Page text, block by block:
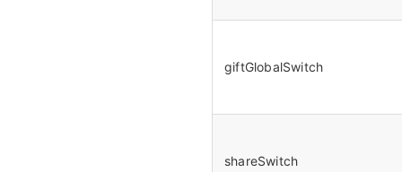
giftGlobalSwitch
shareSwitch